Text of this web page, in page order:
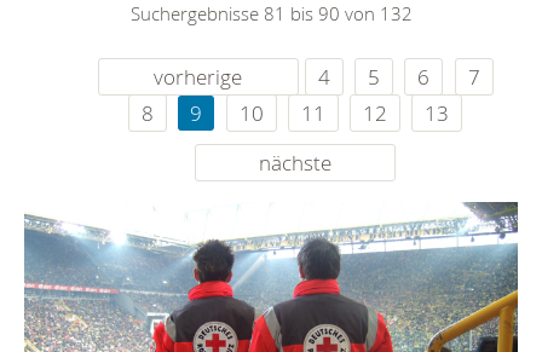
Suchergebnisse 81 bis 90 von 132
vorherige 4 5 6
7
8
9 10 11 12
13
nächste